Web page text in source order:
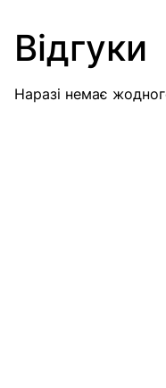
Відгуки
Наразі немає